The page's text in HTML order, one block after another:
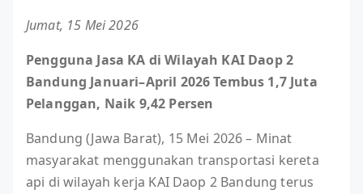
Jumat, 15 Mei 2026
Pengguna Jasa KA di Wilayah KAI Daop 2
Bandung Januari–April 2026 Tembus 1,7 Juta
Pelanggan, Naik 9,42 Persen
Bandung (Jawa Barat), 15 Mei 2026 – Minat
masyarakat menggunakan transportasi kereta
api di wilayah kerja KAI Daop 2 Bandung terus